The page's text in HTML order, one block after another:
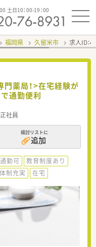
土日10：00-19：00
福岡県 久留米市 求人ID：
門薬局！>在宅経験が
通勤便利
正社員
検討リストに
追加
勤可
教育制度あり
制充実 在宅